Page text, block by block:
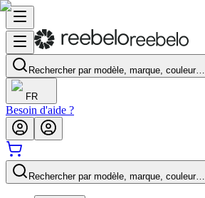
Rechercher par modèle, marque, couleur…
FR
Besoin d'aide ?
Rechercher par modèle, marque, couleur…